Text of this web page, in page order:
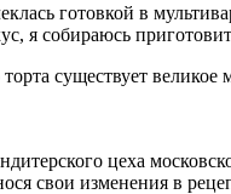
готовкой в
я собираюсь
существует
цеха
свои изменения в